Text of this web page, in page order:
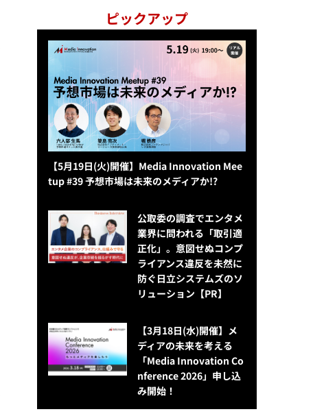
ピックアップ
【5月19日(火)開催】Media Innovation Mee
tup #39 予想市場は未来のメディアか!?
公​​取委の調査でエンタメ
業界に問われる「取引適
正化」。意図せぬコンプ
ライアンス違反を未然に
防ぐ日立システムズのソ
リューション​【PR】
【3月18日(水)開催】メ
ディアの未来を考える
「Media Innovation Co
nference 2026」申し込
み開始！